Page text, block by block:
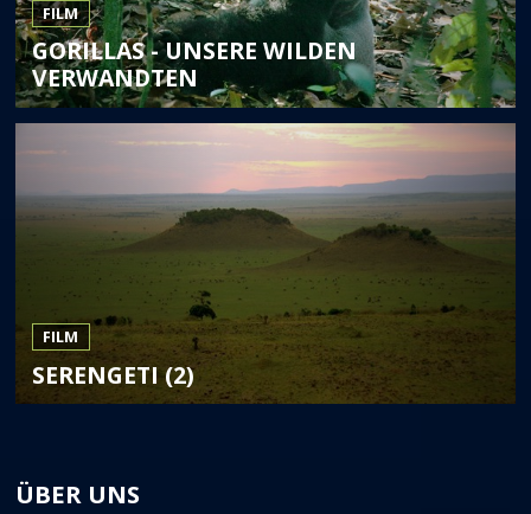
FILM
GORILLAS - UNSERE WILDEN
VERWANDTEN
FILM
SERENGETI (2)
ÜBER UNS